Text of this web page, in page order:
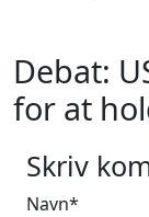
Debat:
for at
Skriv
Navn*